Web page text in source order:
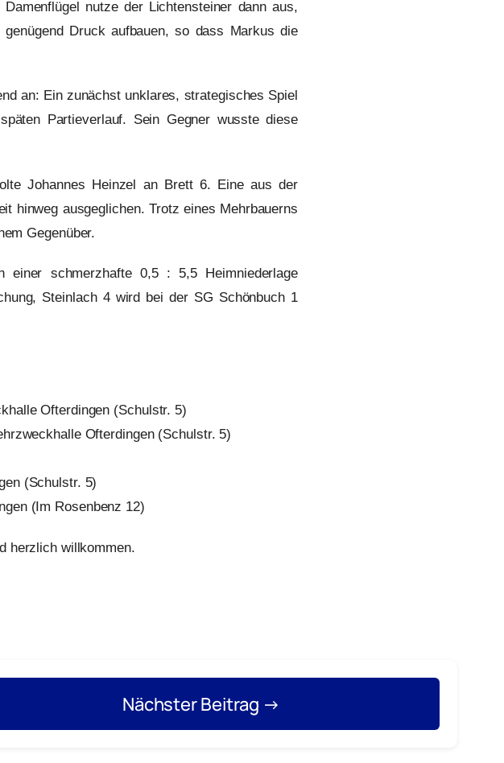
nutze der Lichtensteiner dann aus,
Druck aufbauen, so dass Markus die
an: Ein zunächst unklares, strategisches Spiel
Partieverlauf. Sein Gegner wusste diese
Johannes Heinzel an Brett 6. Eine aus der
hinweg ausgeglichen. Trotz eines Mehrbauerns
Gegenüber.
einer schmerzhafte 0,5 : 5,5 Heimniederlage
Steinlach 4 wird bei der SG Schönbuch 1
Ofterdingen (Schulstr. 5)
Ofterdingen (Schulstr. 5)
(Schulstr. 5)
(Im Rosenbenz 12)
herzlich willkommen.
Nächster Beitrag →